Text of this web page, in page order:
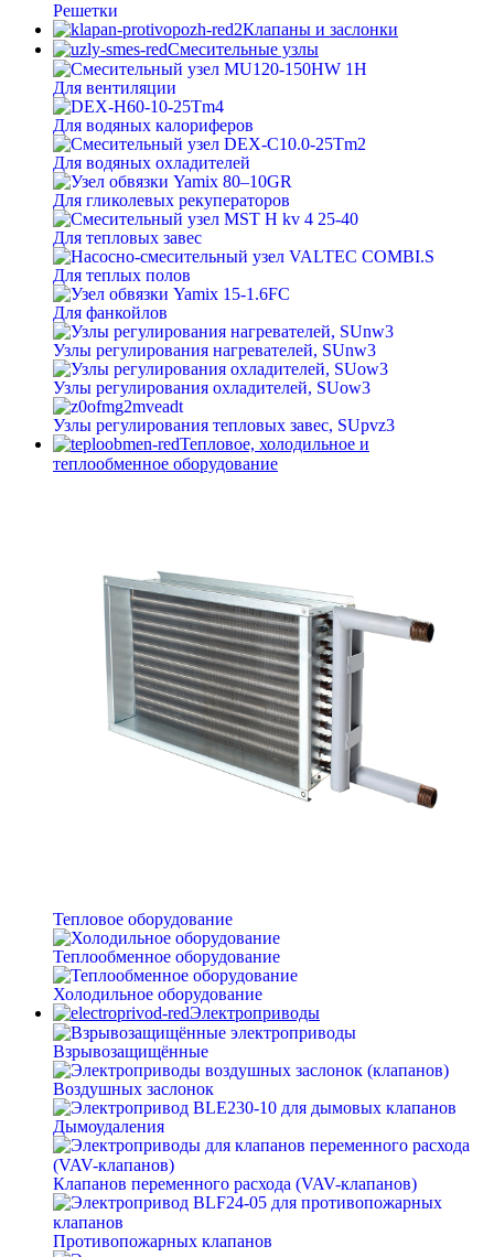
Решетки
Клапаны и заслонки
Смесительные узлы
Для вентиляции
Для водяных калориферов
Для водяных охладителей
Для гликолевых рекуператоров
Для тепловых завес
Для теплых полов
Для фанкойлов
Узлы регулирования нагревателей, SUnw3
Узлы регулирования охладителей, SUow3
Узлы регулирования тепловых завес, SUpvz3
Тепловое, холодильное и
теплообменное оборудование
Тепловое оборудование
Теплообменное оборудование
Холодильное оборудование
Электроприводы
Взрывозащищённые
Воздушных заслонок
Дымоудаления
Клапанов переменного расхода (VAV-клапанов)
Противопожарных клапанов